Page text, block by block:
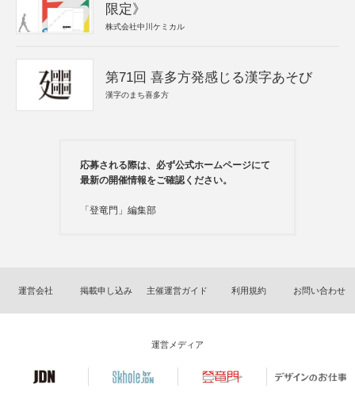
限定》
株式会社中川ケミカル
第71回 喜多方発感じる漢字あそび
漢字のまち喜多方
応募される際は、必ず公式ホームページにて
最新の開催情報をご確認ください。
「登竜門」編集部
運営会社 掲載申し込み 主催運営ガイド 利用規約 お問い合わせ
運営メディア